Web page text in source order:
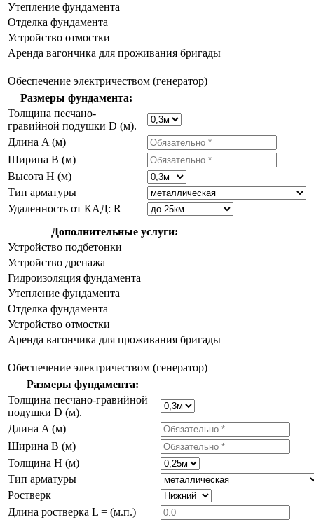
Утепление фундамента
Отделка фундамента
Устройство отмостки
Аренда вагончика для проживания бригады
Обеспечение электричеством (генератор)
Размеры фундамента:
Толщина песчано-
гравийной подушки D (м).
Длина A (м)
Ширина B (м)
Высота H (м)
Тип арматуры
Удаленность от КАД: R
Дополнительные услуги:
Устройство подбетонки
Устройство дренажа
Гидроизоляция фундамента
Утепление фундамента
Отделка фундамента
Устройство отмостки
Аренда вагончика для проживания бригады
Обеспечение электричеством (генератор)
Размеры фундамента:
Толщина песчано-гравийной
подушки D (м).
Длина A (м)
Ширина B (м)
Толщина H (м)
Тип арматуры
Ростверк
Длина ростверка L = (м.п.)